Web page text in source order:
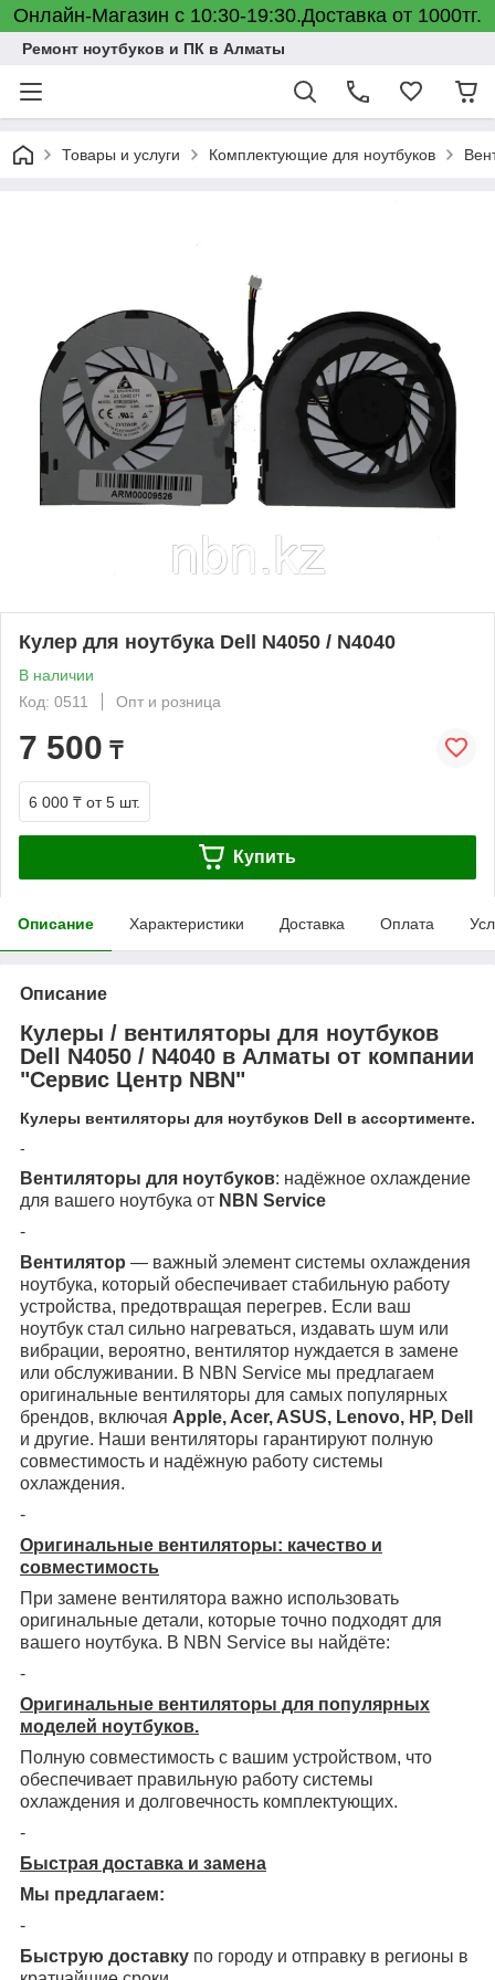
Онлайн-Магазин с 10:30-19:30.Доставка от 1000тг.
Ремонт ноутбуков и ПК в Алматы
Товары и услуги Комплектующие для ноутбуков
Кулер для ноутбука Dell N4050 / N4040
В наличии
Код: 0511
Опт и розница
7 500 ₸
6 000 ₸ от 5 шт.
Купить
Описание Характеристики Доставка Оплата
Описание
Кулеры / вентиляторы для ноутбуков
Dell N4050 / N4040 в Алматы от компании
"Сервис Центр NBN"
Кулеры вентиляторы для ноутбуков Dell в ассортименте.
-
Вентиляторы для ноутбуков: надёжное охлаждение
для вашего ноутбука от NBN Service
-
Вентилятор — важный элемент системы охлаждения
ноутбука, который обеспечивает стабильную работу
устройства, предотвращая перегрев. Если ваш
ноутбук стал сильно нагреваться, издавать шум или
вибрации, вероятно, вентилятор нуждается в замене
или обслуживании. В NBN Service мы предлагаем
оригинальные вентиляторы для самых популярных
брендов, включая Apple, Acer, ASUS, Lenovo, HP, Dell
и другие. Наши вентиляторы гарантируют полную
совместимость и надёжную работу системы
охлаждения.
-
Оригинальные вентиляторы: качество и
совместимость
При замене вентилятора важно использовать
оригинальные детали, которые точно подходят для
вашего ноутбука. В NBN Service вы найдёте:
-
Оригинальные вентиляторы для популярных
моделей ноутбуков.
Полную совместимость с вашим устройством, что
обеспечивает правильную работу системы
охлаждения и долговечность комплектующих.
-
Быстрая доставка и замена
Мы предлагаем:
-
Быструю доставку по городу и отправку в регионы в